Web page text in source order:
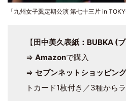
「九州女子翼定期公演 第七十三片 in
【田中美久表紙：BUBKA (
⇒ Amazonで購入
⇒ セブンネットショッピング
トカード1枚付き／3種から